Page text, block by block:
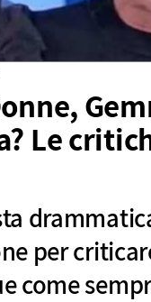
Le
per
come